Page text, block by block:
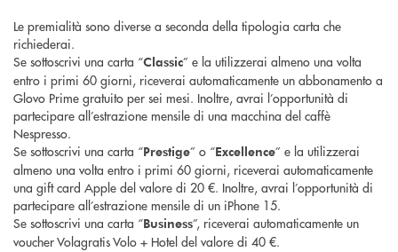
Le premialità sono diverse a seconda della tipologia carta che
richiederai.
Se sottoscrivi una carta “Classic” e la utilizzerai almeno una volta
entro i primi 60 giorni, riceverai automaticamente un abbonamento a
Glovo Prime gratuito per sei mesi. Inoltre, avrai l’opportunità di
partecipare all’estrazione mensile di una macchina del caffè
Nespresso.
Se sottoscrivi una carta “Prestige” o “Excellence” e la utilizzerai
almeno una volta entro i primi 60 giorni, riceverai automaticamente
una gift card Apple del valore di 20 €. Inoltre, avrai l’opportunità di
partecipare all’estrazione mensile di un iPhone 15.
Se sottoscrivi una carta “Business”, riceverai automaticamente un
voucher Volagratis Volo + Hotel del valore di 40 €.